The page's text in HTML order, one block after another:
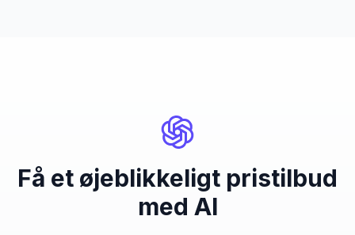
Få et øjeblikkeligt pristilbud
med AI